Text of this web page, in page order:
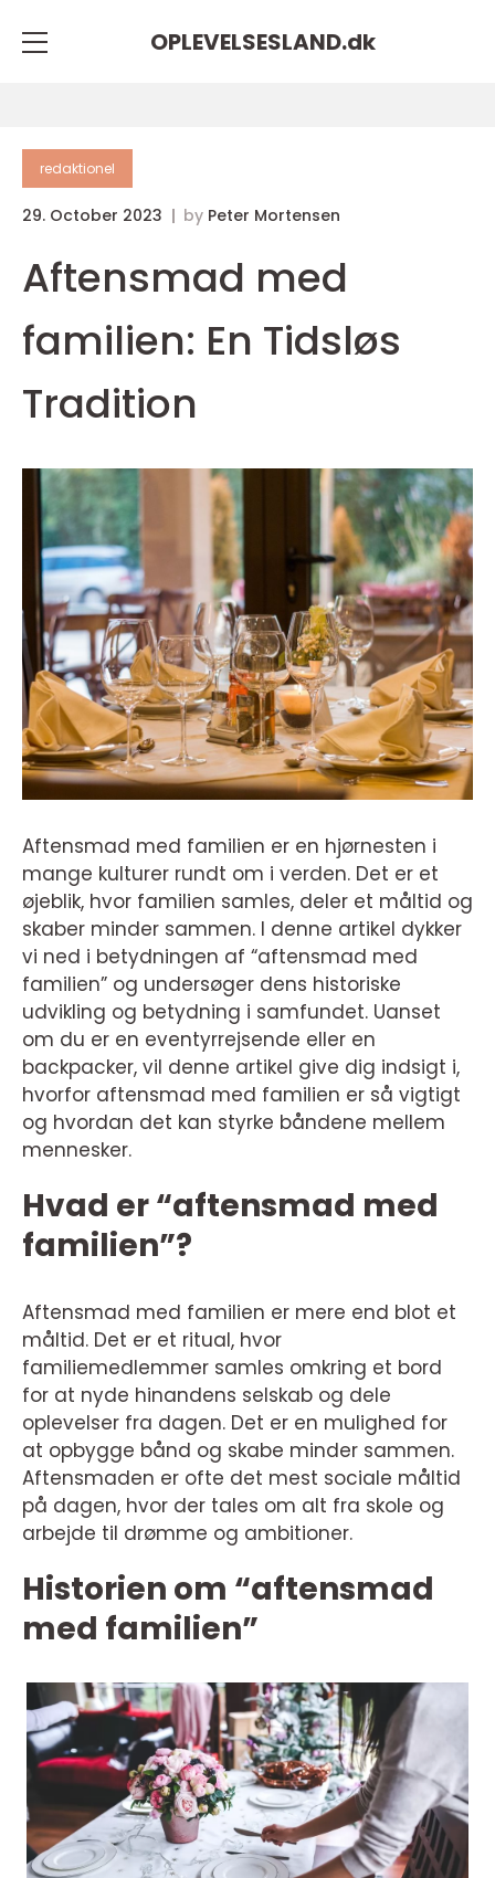
OPLEVELSESLAND.dk
redaktionel
29. October 2023 by Peter Mortensen
Aftensmad med
familien: En Tidsløs
Tradition
Aftensmad med familien er en hjørnesten i
mange kulturer rundt om i verden. Det er et
øjeblik, hvor familien samles, deler et måltid og
skaber minder sammen. I denne artikel dykker
vi ned i betydningen af “aftensmad med
familien” og undersøger dens historiske
udvikling og betydning i samfundet. Uanset
om du er en eventyrrejsende eller en
backpacker, vil denne artikel give dig indsigt i,
hvorfor aftensmad med familien er så vigtigt
og hvordan det kan styrke båndene mellem
mennesker.
Hvad er “aftensmad med
familien”?
Aftensmad med familien er mere end blot et
måltid. Det er et ritual, hvor
familiemedlemmer samles omkring et bord
for at nyde hinandens selskab og dele
oplevelser fra dagen. Det er en mulighed for
at opbygge bånd og skabe minder sammen.
Aftensmaden er ofte det mest sociale måltid
på dagen, hvor der tales om alt fra skole og
arbejde til drømme og ambitioner.
Historien om “aftensmad
med familien”